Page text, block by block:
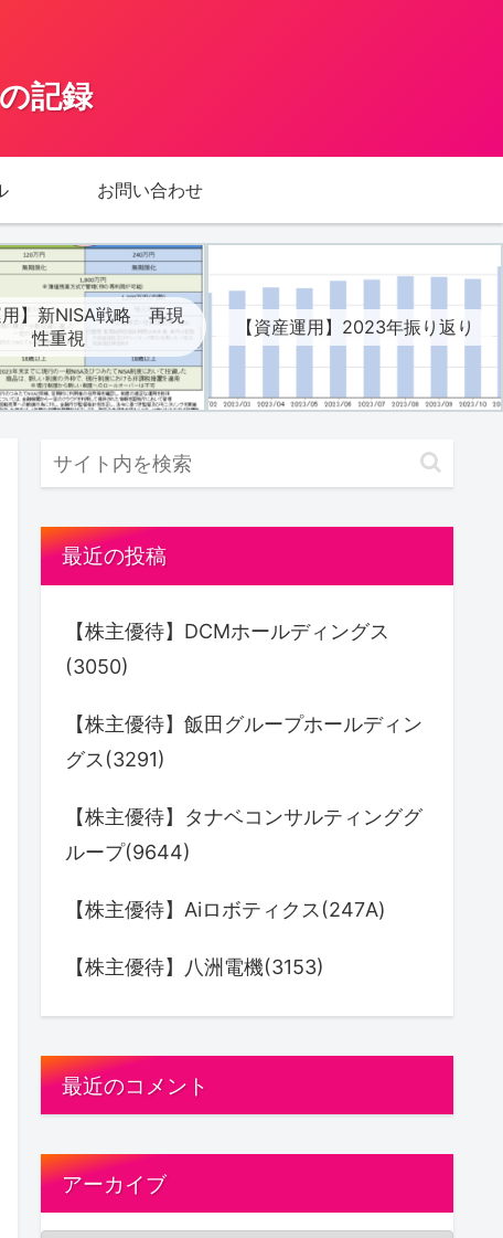
記録
お問い合わせ
用】新NISA戦略 再現
性重視
【資産運用】2023年振り返り
最近の投稿
【株主優待】DCMホールディングス
(3050)
【株主優待】飯田グループホールディン
グス(3291)
【株主優待】タナベコンサルティンググ
ループ(9644)
【株主優待】Aiロボティクス(247A)
【株主優待】八洲電機(3153)
最近のコメント
アーカイブ